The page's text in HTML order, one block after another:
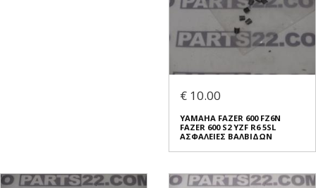
€ 10.00
YAMAHA FAZER 600 FZ6N
FAZER 600 S2 YZF R6 5SL
ΑΣΦΑΛΕΙΕΣ ΒΑΛΒΙΔΩΝ